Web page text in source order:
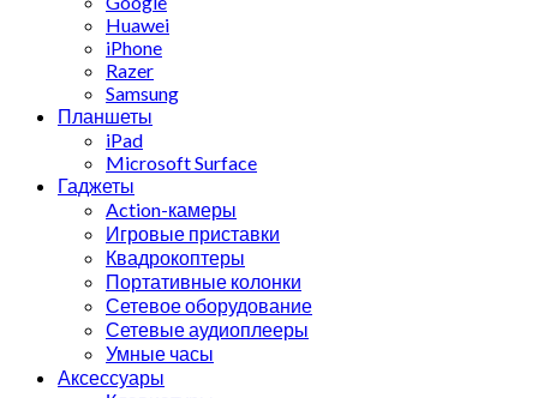
Huawei
iPhone
Razer
Samsung
Планшеты
iPad
Microsoft Surface
Гаджеты
Action-камеры
Игровые приставки
Квадрокоптеры
Портативные колонки
Сетевое оборудование
Сетевые аудиоплееры
Умные часы
Аксессуары